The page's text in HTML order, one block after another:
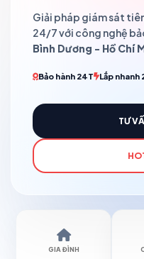
Giải pháp giám sát
24/7 với công nghệ
Bình Dương - Hồ Chí
Bảo hành 24T Lắp nhanh
TƯ
GIA ĐÌNH